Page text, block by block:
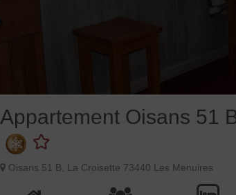
Appartement Oisans 51
Oisans 51 B, La Croisette 73440 Les Menuires